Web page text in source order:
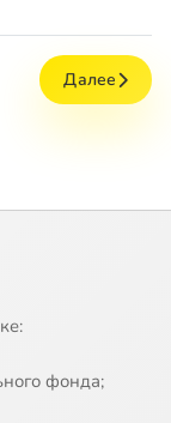
Далее
фонда;